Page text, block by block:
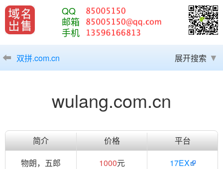
QQ
邮箱
手机
双拼.com.cn 展开搜索
wulang.com.cn
简介 价格
平台
物朗，五郎
1000元 17EX